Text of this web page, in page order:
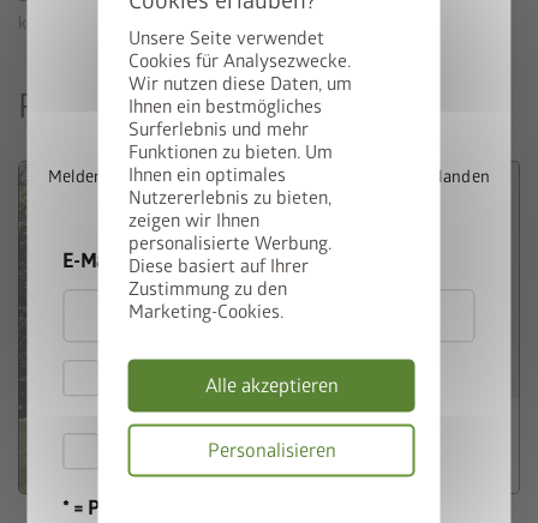
Unsere Seite verwendet
Cookies für Analysezwecke.
Wir nutzen diese Daten, um
Ihnen ein bestmögliches
Surferlebnis und mehr
Funktionen zu bieten. Um
Ihnen ein optimales
Nutzererlebnis zu bieten,
zeigen wir Ihnen
personalisierte Werbung.
Diese basiert auf Ihrer
Zustimmung zu den
Marketing-Cookies.
Alle akzeptieren
Personalisieren
kennenzulernen und den Aufbau einfach umzusetzen.
ProduktvideosStyleBox gewinnen
Melden Sie sich jetzt für unseren Newsletter an und landen
Sie automatisch im Lostopf.
E-Mail
Hiermit akzeptiere ich
die
Datenschutzbestimmungen
Hiermit akzeptiere ich die
Teilnahmebedingungen.
* = Pflichtfeld